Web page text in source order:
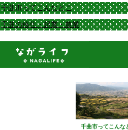
千曲市ってこんなとこ
千曲の移住・起業・農業
千曲市ってこんな